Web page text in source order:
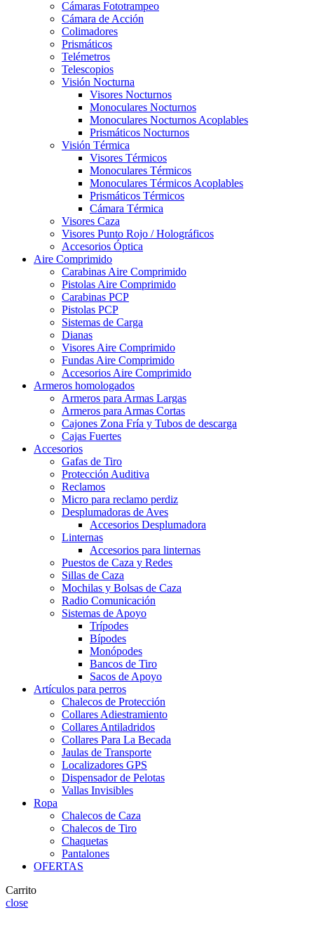
Cámaras Fototrampeo
Cámara de Acción
Colimadores
Prismáticos
Telémetros
Telescopios
Visión Nocturna
Visores Nocturnos
Monoculares Nocturnos
Monoculares Nocturnos Acoplables
Prismáticos Nocturnos
Visión Térmica
Visores Térmicos
Monoculares Térmicos
Monoculares Térmicos Acoplables
Prismáticos Térmicos
Cámara Térmica
Visores Caza
Visores Punto Rojo / Holográficos
Accesorios Óptica
Aire Comprimido
Carabinas Aire Comprimido
Pistolas Aire Comprimido
Carabinas PCP
Pistolas PCP
Sistemas de Carga
Dianas
Visores Aire Comprimido
Fundas Aire Comprimido
Accesorios Aire Comprimido
Armeros homologados
Armeros para Armas Largas
Armeros para Armas Cortas
Cajones Zona Fría y Tubos de descarga
Cajas Fuertes
Accesorios
Gafas de Tiro
Protección Auditiva
Reclamos
Micro para reclamo perdiz
Desplumadoras de Aves
Accesorios Desplumadora
Linternas
Accesorios para linternas
Puestos de Caza y Redes
Sillas de Caza
Mochilas y Bolsas de Caza
Radio Comunicación
Sistemas de Apoyo
Trípodes
Bípodes
Monópodes
Bancos de Tiro
Sacos de Apoyo
Artículos para perros
Chalecos de Protección
Collares Adiestramiento
Collares Antiladridos
Collares Para La Becada
Jaulas de Transporte
Localizadores GPS
Dispensador de Pelotas
Vallas Invisibles
Ropa
Chalecos de Caza
Chalecos de Tiro
Chaquetas
Pantalones
OFERTAS
Carrito
close